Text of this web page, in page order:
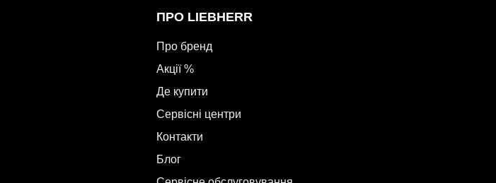
ПРО LIEBHERR
Про бренд
Акції %
Де купити
Сервісні центри
Контакти
Блог